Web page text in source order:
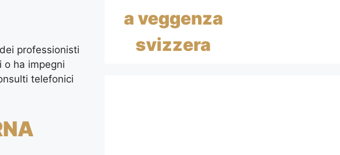
professionisti
o ha impegni
telefonici
CHF 0.80/min IVA inclusa